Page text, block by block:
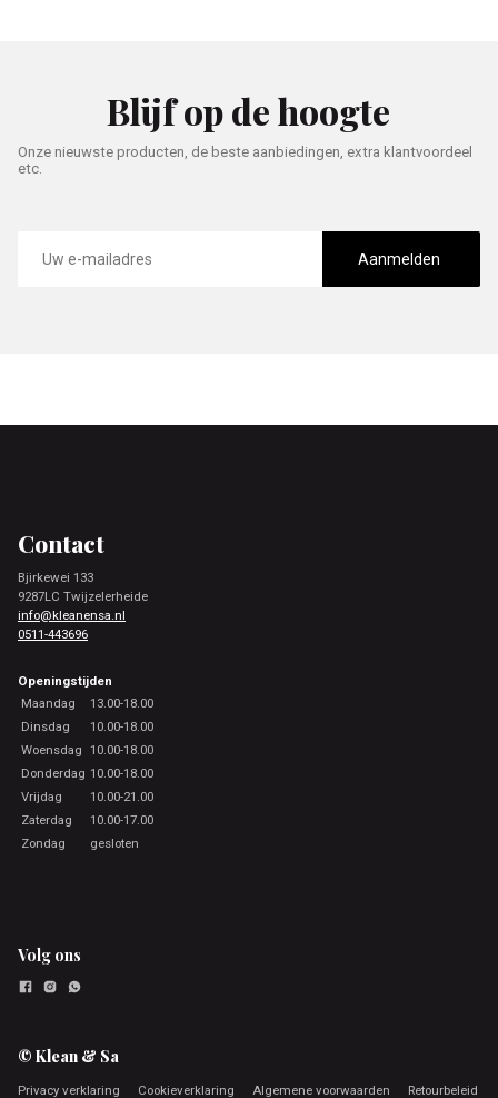
Blijf op de hoogte
Onze nieuwste producten, de beste aanbiedingen, extra klantvoordeel
etc.
mailadres
Aanmelden
Contact
Bjirkewei 133
9287LC Twijzelerheide
info@kleanensa.nl
0511-443696
Openingstijden
Maandag
13.00-18.00
Dinsdag
10.00-18.00
Woensdag 10.00-18.00
Donderdag 10.00-18.00
Vrijdag
10.00-21.00
Zaterdag
10.00-17.00
Zondag
gesloten
Volg ons
© Klean & Sa
Privacy verklaring Cookieverklaring Algemene voorwaarden Retourbeleid